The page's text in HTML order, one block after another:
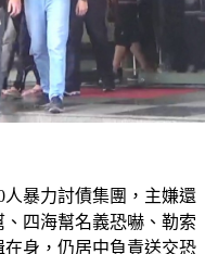
暴力討債集團，主嫌還
四海幫名義恐嚇、勒索
身，仍居中負責送交恐